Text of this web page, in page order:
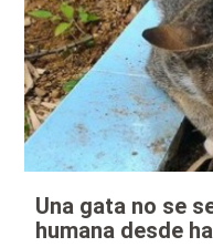
Una gata no se
humana desde